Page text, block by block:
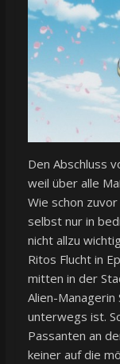
Den Abschluss
weil über alle
Wie schon
selbst nur in
nicht allzu
Ritos Flucht in
mitten in der
Alien-
unterwegs ist.
Passanten an
keiner auf die